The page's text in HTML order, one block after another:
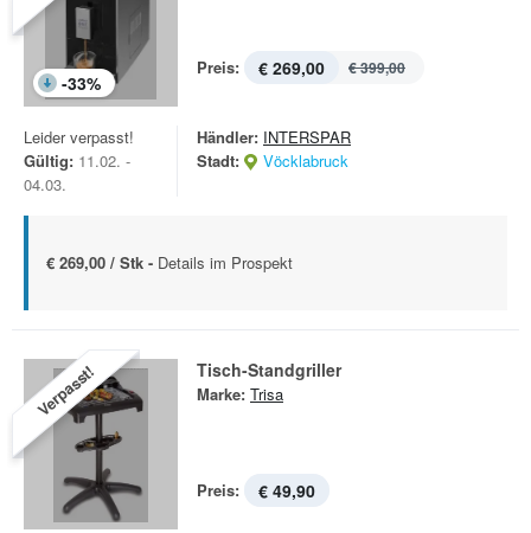
-33%
Preis: € 269,00 € 399,00
Leider verpasst!
Gültig: 11.02. -
04.03.
Händler: INTERSPAR
Stadt:
Vöcklabruck
€ 269,00 / Stk - Details im Prospekt
Verpasst! Tisch-Standgriller
Marke: Trisa
Preis: € 49,90